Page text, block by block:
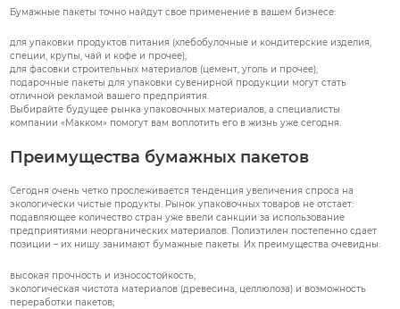
Бумажные пакеты точно найдут свое применение в вашем бизнесе:
для упаковки продуктов питания (хлебобулочные и кондитерские изделия,
специи, крупы, чай и кофе и прочее);
для фасовки строительных материалов (цемент, уголь и прочее);
подарочные пакеты для упаковки сувенирной продукции могут стать
отличной рекламой вашего предприятия.
Выбирайте будущее рынка упаковочных материалов, а специалисты
компании «Макком» помогут вам воплотить его в жизнь уже сегодня.
Преимущества бумажных пакетов
Сегодня очень четко прослеживается тенденция увеличения спроса на
экологически чистые продукты. Рынок упаковочных товаров не отстает:
подавляющее количество стран уже ввели санкции за использование
предприятиями неорганических материалов. Полиэтилен постепенно сдает
позиции – их нишу занимают бумажные пакеты. Их преимущества очевидны:
высокая прочность и износостойкость;
экологическая чистота материалов (древесина, целлюлоза) и возможность
переработки пакетов;